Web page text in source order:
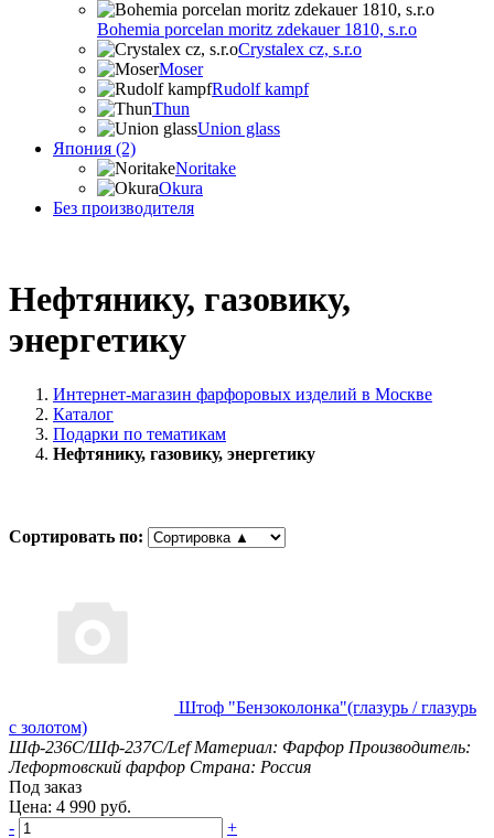
Bohemia porcelan moritz zdekauer 1810, s.r.o
Crystalex cz, s.r.o
Moser
Rudolf kampf
Thun
Union glass
Япония (2)
Noritake
Okura
Без производителя
Нефтянику, газовику,
энергетику
Интернет-магазин фарфоровых изделий в Москве
Каталог
Подарки по тематикам
Нефтянику, газовику, энергетику
Сортировать по:
Штоф "Бензоколонка"(глазурь / глазурь
с золотом)
Шф-236С/Шф-237С/Lef Материал: Фарфор Производитель:
Лефортовский фарфор Страна: Россия
Под заказ
Цена: 4 990 руб.
-
+